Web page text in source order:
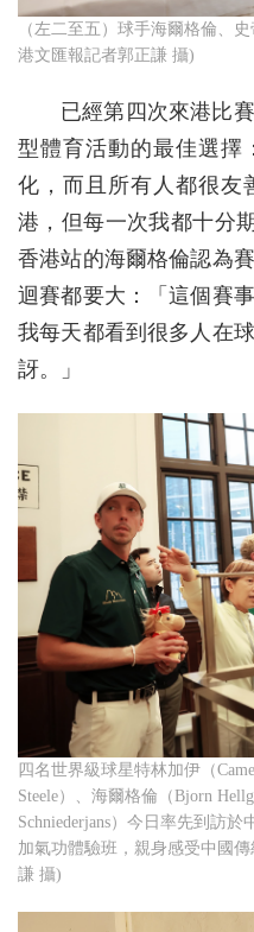
（左二至五）球手海爾格倫、
港文匯報記者郭正謙 攝)
已經第四次來港比
型體育活動的最佳選擇
化，而且所有人都很友
港，但每一次我都十分
香港站的海爾格倫認為
迴賽都要大：「這個賽
我每天都看到很多人在
訝。」
四名世界級球星特林加伊（
Steele）、海爾格倫（Bjorn
Schniederjans）今日率先到訪
加氣功體驗班，親身感受中國
謙 攝)